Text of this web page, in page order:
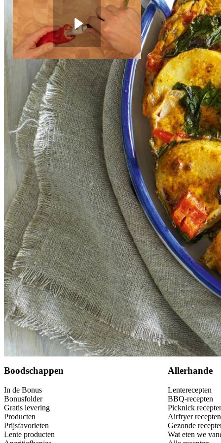
450 koelverse aardappelschijfjes
g verse spinazie
middelgrote scharreleieren
200 gcrème fraîche
1 elEuroma Original spices Jonny Boer Al-Andalus
Dit heb je nodig
Paprika's schoonmaken
Instructievideo-00:28 min.
Boodschappen
In de Bonus
Bonusfolder
Gratis levering
Producten
Prijsfavorieten
Lente producten
Allerhande
Lenterecepten
BBQ-recepten
Picknick
Airfryer recepten
Gezonde
Wat eten we